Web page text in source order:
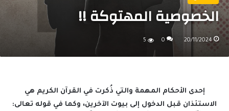
الخصوصية المهتوكة !!
20/11/2024
0
5
إحدى الأحكام المهمة والتي ذُكرت في القرآن الكريم هي
الاستئذان قبل الدخول إلى بيوت الآخرين، وكما في قوله تعالى: